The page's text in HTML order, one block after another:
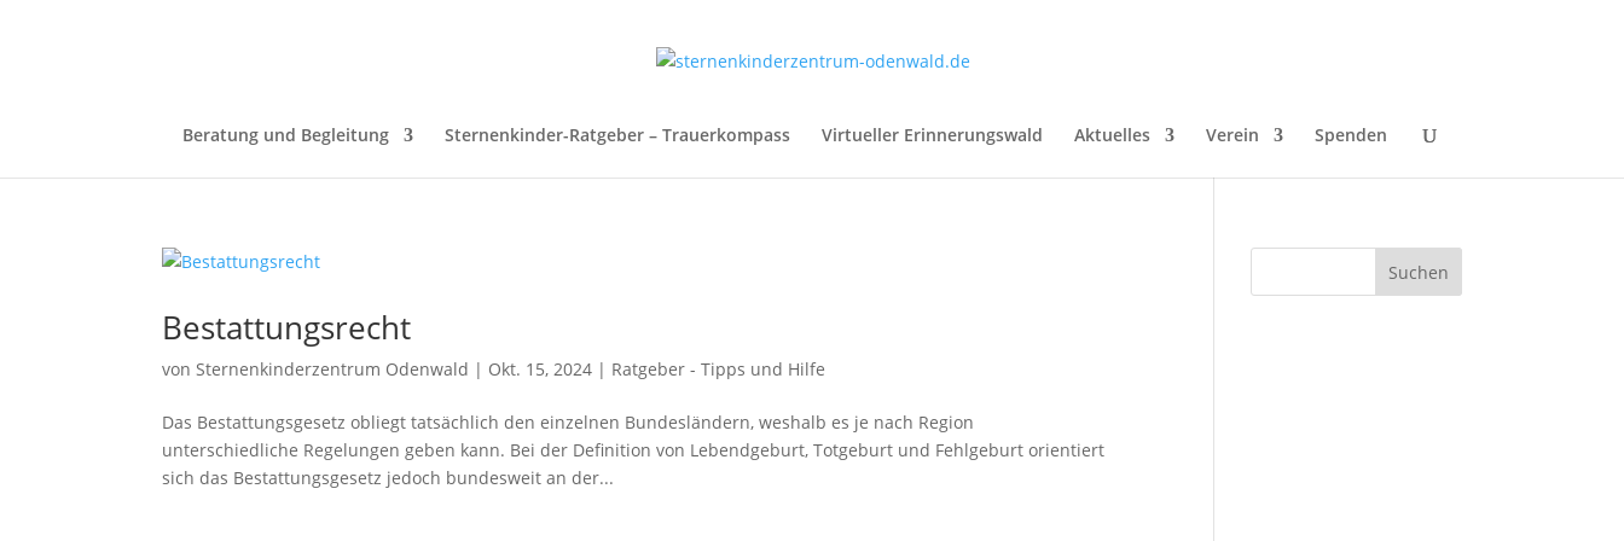
Beratung und Begleitung Sternenkinder-Ratgeber – Trauerkompass Virtueller Erinnerungswald Aktuelles Verein Spenden
Bestattungsrecht
vonSternenkinderzentrum Odenwald | Okt. 15, 2024 | Ratgeber - Tipps und Hilfe
Das Bestattungsgesetz obliegt tatsächlich den einzelnen Bundesländern, weshalb es je nach Region
unterschiedliche Regelungen geben kann. Bei der Definition von Lebendgeburt, Totgeburt und Fehlgeburt orientiert
sich das Bestattungsgesetz jedoch bundesweit an der...